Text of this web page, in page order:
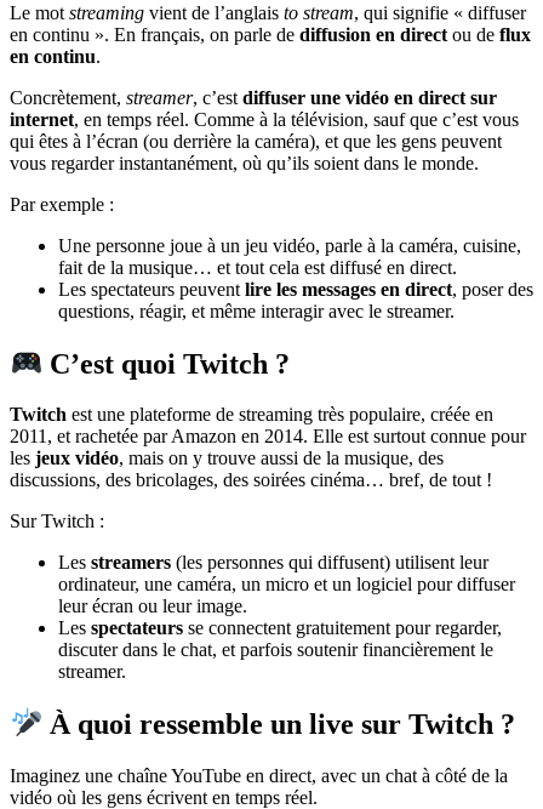
Le mot streaming vient de l’anglais to stream, qui signifie « diffuser
en continu ». En français, on parle de diffusion en direct ou de flux
en continu.
Concrètement, streamer, c’est diffuser une vidéo en direct sur
internet, en temps réel. Comme à la télévision, sauf que c’est vous
qui êtes à l’écran (ou derrière la caméra), et que les gens peuvent
vous regarder instantanément, où qu’ils soient dans le monde.
Par exemple :
Une personne joue à un jeu vidéo, parle à la caméra, cuisine,
fait de la musique… et tout cela est diffusé en direct.
Les spectateurs peuvent lire les messages en direct, poser des
questions, réagir, et même interagir avec le streamer.
C’est quoi Twitch ?
Twitch est une plateforme de streaming très populaire, créée en
2011, et rachetée par Amazon en 2014. Elle est surtout connue pour
les jeux vidéo, mais on y trouve aussi de la musique, des
discussions, des bricolages, des soirées cinéma… bref, de tout !
Sur Twitch :
Les streamers (les personnes qui diffusent) utilisent leur
ordinateur, une caméra, un micro et un logiciel pour diffuser
leur écran ou leur image.
Les spectateurs se connectent gratuitement pour regarder,
discuter dans le chat, et parfois soutenir financièrement le
streamer.
À quoi ressemble un live sur Twitch ?
Imaginez une chaîne YouTube en direct, avec un chat à côté de la
vidéo où les gens écrivent en temps réel.